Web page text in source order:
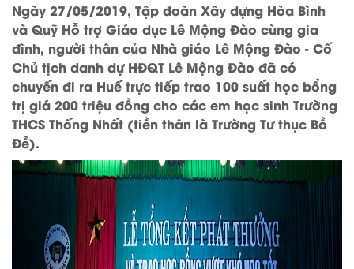
Ngày 27/05/2019, Tập đoàn Xây dựng Hòa Bình
và Quỹ Hỗ trợ Giáo dục Lê Mộng Đào cùng gia
đình, người thân của Nhà giáo Lê Mộng Đào - Cố
Chủ tịch danh dự HĐQT Lê Mộng Đào đã có
chuyến đi ra Huế trực tiếp trao 100 suất học bổng
trị giá 200 triệu đồng cho các em học sinh Trường
THCS Thống Nhất (tiền thân là Trường Tư thục Bồ
Đề).